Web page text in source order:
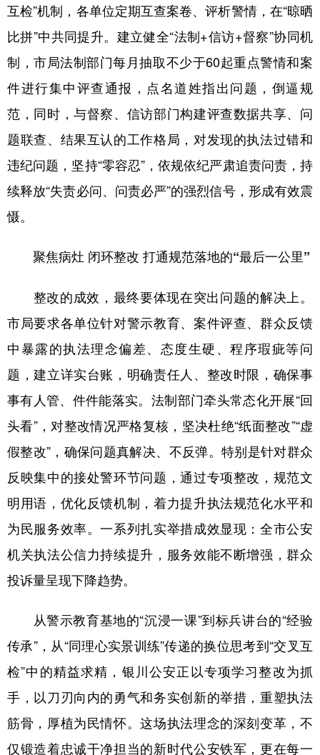
互检”机制，各单位定期互查案卷、评析警情，在“晾晒
比拼”中共同提升。建立健全“法制+信访+督察”协同机
制，市局法制部门每月抽取不少于60起重点警情和案
件进行集中评查通报，点名道姓指出问题，倒逼规
范，同时，与督察、信访部门构建评查数据共享、问
题联查、结果互认的工作格局，对发现的执法过错和
违纪问题，坚持“零容忍”，依规依纪严肃追责问责，持
续释放“失责必问、问责必严”的强烈信号，形成有效震
慑。
聚焦病灶 闭环整改 打通规范落地的“最后一公里”
整改的成效，最终要体现在突出问题的解决上。
市局要求各单位针对警示教育、案件评查、群众反馈
中暴露的执法理念偏差、态度生硬、程序瑕疵等问
题，建立详实台账，明确责任人、整改时限，确保事
事有人管、件件能落实。法制部门牵头常态化开展“回
头看”，对整改情况严格复核，坚决杜绝“纸面整改”“虚
假整改”，确保问题真解决、不反弹。特别是针对群众
反映集中的接处警环节问题，通过专项整改，规范文
明用语，优化反馈机制，着力提升执法规范化水平和
为民服务效率。一系列扎实举措成效显现：全市公安
机关执法公信力持续提升，服务效能不断增强，群众
投诉量呈现下降趋势。
从警示教育基地的“沉浸一课”到标兵讲台的“经验
传承”，从“同理心实景训练”传递的换位思考到“交叉互
检”中的精益求精，银川公安正以专项学习整改为抓
手，以刀刃向内的勇气和务实创新的举措，重塑执法
筋骨，厚植为民情怀。这场执法理念的深刻变革，不
仅锻造着忠诚干净担当的新时代公安铁军，更在每一